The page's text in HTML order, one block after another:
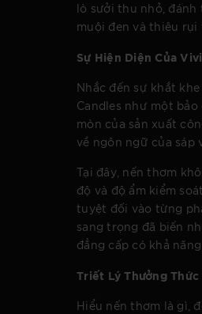
lò sưởi thu nhỏ,
muội đen và thiêu rụi
Sự Hiện Diện Của
Nhắc đến sự khắt
Candles như một
mòn của sản xuất
về ngôn ngữ của sáp
Tại đây, nến thơm
độ và độ ẩm kiểm
tuyệt đối vào từng
sang trọng đã biến
đẳng cấp có khả
Triết Lý Thưởng Thức
Hiểu nến thơm là gì,